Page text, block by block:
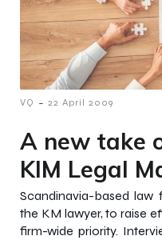
VQ - 22 April 2009
A new take
KIM Legal
Scandinavia-based
the KM lawyer, to raise
firm-wide priority.